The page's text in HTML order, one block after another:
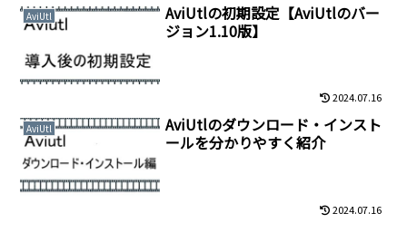
AviUtl
AviUtlの初期設定【AviUtlのバー
ジョン1.10版】
2024.07.16
AviUtl
AviUtlのダウンロード・インスト
ールを分かりやすく紹介
2024.07.16